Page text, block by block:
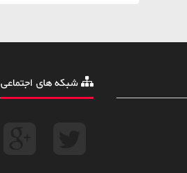
شبکه های اجتماعی